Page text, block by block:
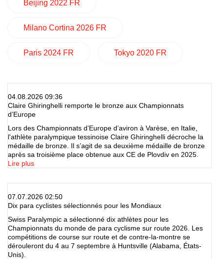
Beijing 2022 FR
Milano Cortina 2026 FR
Paris 2024 FR Tokyo 2020 FR
04.08.2026 09:36
Claire Ghiringhelli remporte le bronze aux Championnats
d’Europe
Lors des Championnats d’Europe d’aviron à Varèse, en Italie,
l'athlète paralympique tessinoise Claire Ghiringhelli décroche la
médaille de bronze. Il s’agit de sa deuxième médaille de bronze
après sa troisième place obtenue aux CE de Plovdiv en 2025.
Lire plus
07.07.2026 02:50
Dix para cyclistes sélectionnés pour les Mondiaux
Swiss Paralympic a sélectionné dix athlètes pour les
Championnats du monde de para cyclisme sur route 2026. Les
compétitions de course sur route et de contre-la-montre se
dérouleront du 4 au 7 septembre à Huntsville (Alabama, États-
Unis).